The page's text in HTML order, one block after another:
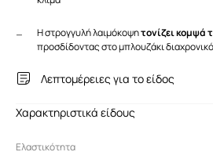
Η στρογγυλή λαιμόκοψητονίζει κομψά
προσδίδοντας στο μπλουζάκι
Λεπτομέρειες για το είδος
Χαρακτηριστικά είδους
Ελαστικότητα